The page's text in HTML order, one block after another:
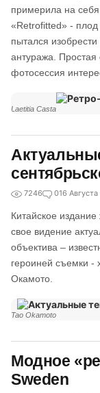
примерила на себя
«Retrofitted» -
пытался
антуража.
фотосессия
Laetitia Casta
7246 016
Китайское
свое видение
объектива –
героиней съемки -
Окамото.
Tao Okamoto
Модное
Sweden